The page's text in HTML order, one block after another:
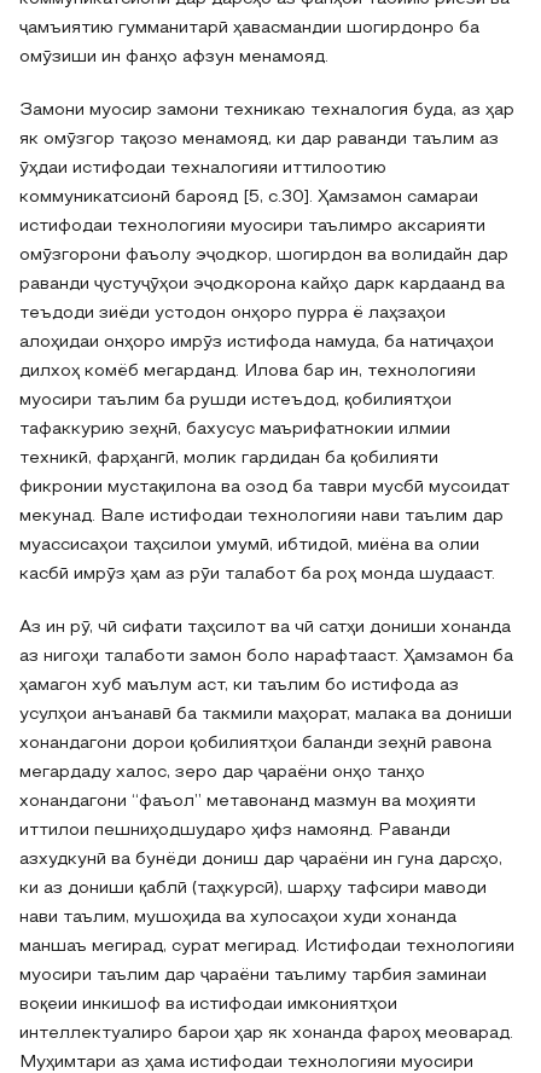
ҷамъиятию гумманитарӣ ҳавасмандии шогирдонро ба
омӯзиши ин фанҳо афзун менамояд.
Замони муосир замони техникаю техналогия буда, аз ҳар
як омӯзгор тақозо менамояд, ки дар раванди таълим аз
ӯҳдаи истифодаи техналогияи иттилоотию
коммуникатсионӣ барояд [5, с.30]. Ҳамзамон самараи
истифодаи технологияи муосири таълимро аксарияти
омӯзгорони фаъолу эҷодкор, шогирдон ва волидайн дар
раванди ҷустуҷӯҳои эҷодкорона кайҳо дарк кардаанд ва
теъдоди зиёди устодон онҳоро пурра ё лаҳзаҳои
алоҳидаи онҳоро имрӯз истифода намуда, ба натиҷаҳои
дилхоҳ комёб мегарданд. Илова бар ин, технологияи
муосири таълим ба рушди истеъдод, қобилиятҳои
тафаккурию зеҳнӣ, бахусус маърифатнокии илмии
техникӣ, фарҳангӣ, молик гардидан ба қобилияти
фикронии мустақилона ва озод ба таври мусбӣ мусоидат
мекунад. Вале истифодаи технологияи нави таълим дар
муассисаҳои таҳсилои умумӣ, ибтидоӣ, миёна ва олии
касбӣ имрӯз ҳам аз рӯи талабот ба роҳ монда шудааст.
Аз ин рӯ, чӣ сифати таҳсилот ва чӣ сатҳи дониши хонанда
аз нигоҳи талаботи замон боло нарафтааст. Ҳамзамон ба
ҳамагон хуб маълум аст, ки таълим бо истифода аз
усулҳои анъанавӣ ба такмили маҳорат, малака ва дониши
хонандагони дорои қобилиятҳои баланди зеҳнӣ равона
мегардаду халос, зеро дар ҷараёни онҳо танҳо
хонандагони “фаъол” метавонанд мазмун ва моҳияти
иттилои пешниҳодшударо ҳифз намоянд. Раванди
азхудкунӣ ва бунёди дониш дар ҷараёни ин гуна дарсҳо,
ки аз дониши қаблӣ (таҳкурсӣ), шарҳу тафсири маводи
нави таълим, мушоҳида ва хулосаҳои худи хонанда
маншаъ мегирад, сурат мегирад. Истифодаи технологияи
муосири таълим дар ҷараёни таълиму тарбия заминаи
воқеии инкишоф ва истифодаи имкониятҳои
интеллектуалиро барои ҳар як хонанда фароҳ меоварад.
Муҳимтари аз ҳама истифодаи технологияи муосири